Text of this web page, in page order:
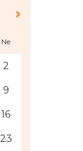
Ne
2
9
16
23